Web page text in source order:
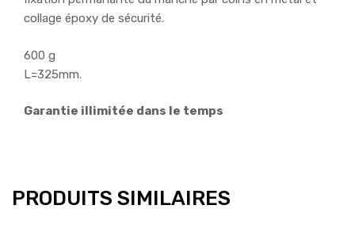
collage époxy de sécurité.
600 g
L=325mm.
Garantie illimitée dans le temps
PRODUITS SIMILAIRES